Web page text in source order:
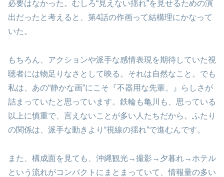
必要はなかった。むしろ“見えない揺れ”を見せるための演
出だったと考えると、第4話の作画って結構理にかなって
いた。
もちろん、アクションや派手な感情表現を期待していた視
聴者には物足りなさとして映る。それは自然なこと。でも
私は、あの“静かな画”にこそ『不器用な先輩。』らしさが
詰まっていたと思っています。鉄輪も亀川も、思っている
以上に慎重で、言えないことが多い人たちだから。ふたり
の関係は、派手な動きより“視線の揺れ”で進むんです。
また、構成面を見ても、沖縄観光→撮影→夕暮れ→ホテル
という流れがコンパクトにまとまっていて、情報量の多い